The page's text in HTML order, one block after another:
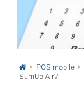
POS mobile
SumUp Air?